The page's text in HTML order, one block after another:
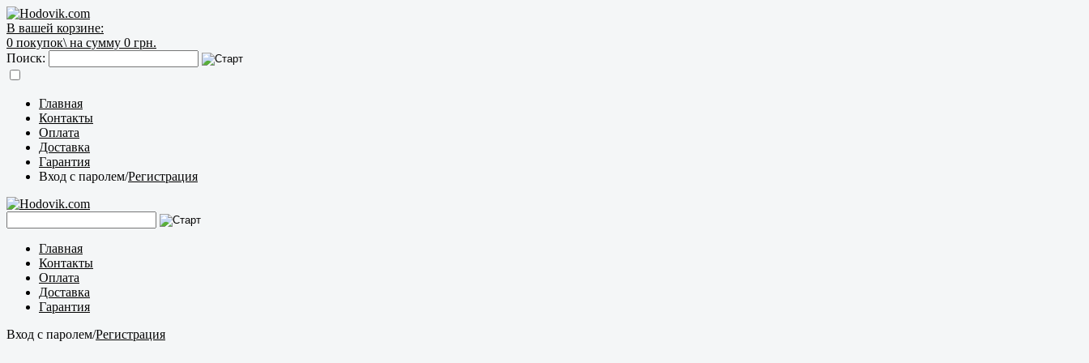
В вашей корзине:
0 покупок\ на сумму 0 грн.
Поиск:
Главная
Контакты
Оплата
Доставка
Гарантия
Вход с паролем/Регистрация
Главная
Контакты
Оплата
Доставка
Гарантия
Вход с паролем/Регистрация